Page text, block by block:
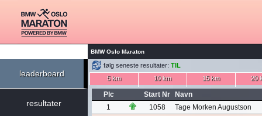
BMW Oslo Maraton
leaderboard
resultater
følg seneste resultater: TIL
5 km
10 km 15 km 20
Plc Start Nr
Navn
1
1058
Tage Morken Augustson